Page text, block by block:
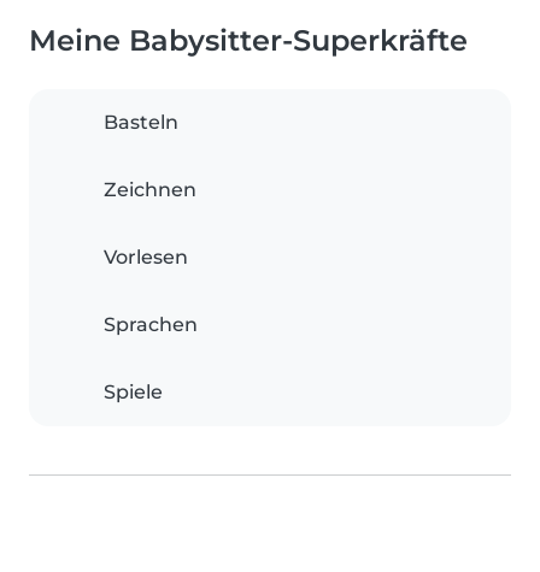
Meine Babysitter-Superkräfte
Basteln
Zeichnen
Vorlesen
Sprachen
Spiele